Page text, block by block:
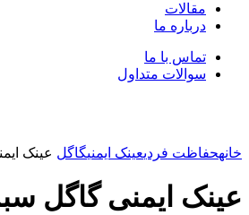
مقالات
درباره ما
تماس با ما
سوالات متداول
خانهحفاظت فردیعینک ایمنیگاگل عینک
عینک ایمنی گاگل